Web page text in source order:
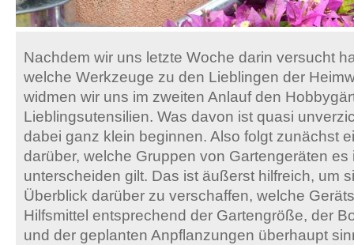
Nachdem wir uns letzte Woche darin versucht
welche Werkzeuge zu den Lieblingen der
widmen wir uns im zweiten Anlauf den
Lieblingsutensilien. Was davon ist quasi
dabei ganz klein beginnen. Also folgt zunächst
darüber, welche Gruppen von Gartengeräten es
unterscheiden gilt. Das ist äußerst hilfreich, um
Überblick darüber zu verschaffen, welche
Hilfsmittel entsprechend der Gartengröße, der
und der geplanten Anpflanzungen überhaupt